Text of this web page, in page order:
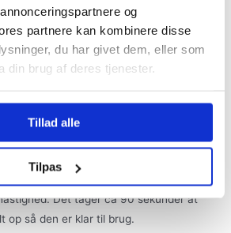
og
partnere kan kombinere disse
du har givet dem, eller som
din brug af deres tjenester.
Tillad alle
Tilpas
du hoppeborgen
Det tager ca 90 sekunder at
op så den er klar til brug.